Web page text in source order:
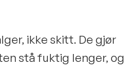
ikke skitt. De gjør
stå fuktig lenger, og